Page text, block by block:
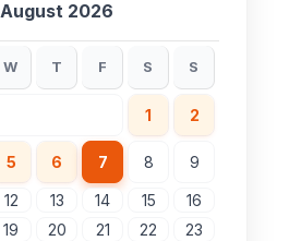
August 2026
W T F S S
1 2
5 6 7 8 9
12 13 14 15
16
19 20 21 22
23